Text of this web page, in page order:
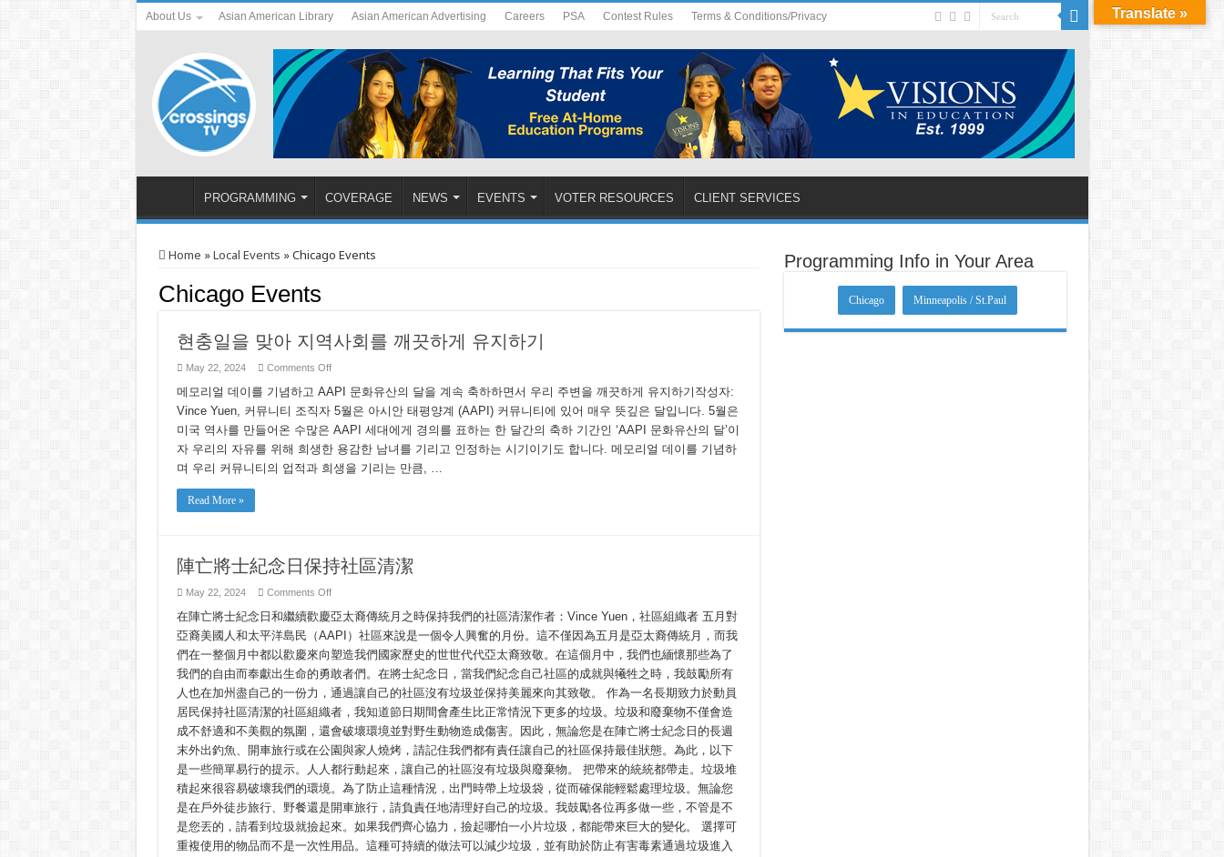
About Us Asian American Library Asian American Advertising Careers PSA Contest Rules Terms & Conditions/Privacy
PROGRAMMING COVERAGE NEWS EVENTS VOTER RESOURCES CLIENT SERVICES
Home »Local Events »Chicago Events
Chicago Events
현충일을 맞아 지역사회를 깨끗하게 유지하기
May 22, 2024 Comments Offon
충
일
맞
아
역
하
게
지
하
기
메모리얼 데이를 기념하고 AAPI 문화유산의 달을 계속 축하하면서 우리 주변을 깨끗하게 유지하기작성자:
Vince Yuen, 커뮤니티 조직자 5월은 아시안 태평양계 (AAPI) 커뮤니티에 있어 매우 뜻깊은 달입니다. 5월은
미국 역사를 만들어온 수많은 AAPI 세대에게 경의를 표하는 한 달간의 축하 기간인 ‘AAPI 문화유산의 달’이
자 우리의 자유를 위해 희생한 용감한 남녀를 기리고 인정하는 시기이기도 합니다. 메모리얼 데이를 기념하
며 우리 커뮤니티의 업적과 희생을 기리는 만큼, …
Read More »
陣亡將士紀念日保持社區清潔
May 22, 2024 Comments Offon
亡
將
紀
念
日
保
持
社
區
清
潔
在陣亡將士紀念日和繼續歡慶亞太裔傳統月之時保持我們的社區清潔作者：Vince Yuen，社區組織者 五月對
亞裔美國人和太平洋島民（AAPI）社區來說是一個令人興奮的月份。這不僅因為五月是亞太裔傳統月，而我
們在一整個月中都以歡慶來向塑造我們國家歷史的世世代代亞太裔致敬。在這個月中，我們也緬懷那些為了
我們的自由而奉獻出生命的勇敢者們。在將士紀念日，當我們紀念自己社區的成就與犧牲之時，我鼓勵所有
人也在加州盡自己的一份力，通過讓自己的社區沒有垃圾並保持美麗來向其致敬。 作為一名長期致力於動員
居民保持社區清潔的社區組織者，我知道節日期間會產生比正常情況下更多的垃圾。垃圾和廢棄物不僅會造
成不舒適和不美觀的氛圍，還會破壞環境並對野生動物造成傷害。因此，無論您是在陣亡將士紀念日的長週
末外出釣魚、開車旅行或在公園與家人燒烤，請記住我們都有責任讓自己的社區保持最佳狀態。為此，以下
是一些簡單易行的提示。人人都行動起來，讓自己的社區沒有垃圾與廢棄物。 把帶來的統統都帶走。垃圾堆
積起來很容易破壞我們的環境。為了防止這種情況，出門時帶上垃圾袋，從而確保能輕鬆處理垃圾。無論您
是在戶外徒步旅行、野餐還是開車旅行，請負責任地清理好自己的垃圾。我鼓勵各位再多做一些，不管是不
是您丟的，請看到垃圾就撿起來。如果我們齊心協力，撿起哪怕一小片垃圾，都能帶來巨大的變化。 選擇可
重複使用的物品而不是一次性用品。這種可持續的做法可以減少垃圾，並有助於防止有害毒素通過垃圾進入
Programming Info in Your Area
Chicago Minneapolis / St.Paul
Translate »